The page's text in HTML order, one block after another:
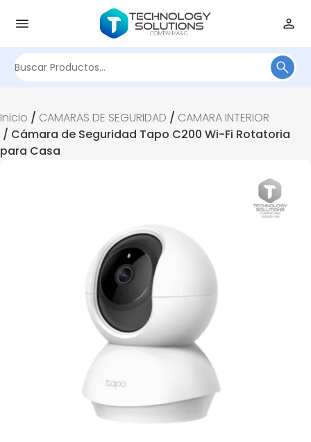
Inicio / CAMARAS DE SEGURIDAD / CAMARA INTERIOR
/ Cámara de Seguridad Tapo C200 Wi-Fi Rotatoria
para Casa